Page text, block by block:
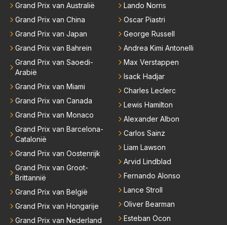
Grand Prix van Australië
Grand Prix van China
Grand Prix van Japan
Grand Prix van Bahrein
Grand Prix van Saoedi-
Arabië
Grand Prix van Miami
Grand Prix van Canada
Grand Prix van Monaco
Grand Prix van Barcelona-
Catalonië
Grand Prix van Oostenrijk
Grand Prix van Groot-
Brittannië
Grand Prix van België
Grand Prix van Hongarije
Grand Prix van Nederland
Lando Norris
Oscar Piastri
George Russell
Andrea Kimi Antonelli
Max Verstappen
Isack Hadjar
Charles Leclerc
Lewis Hamilton
Alexander Albon
Carlos Sainz
Liam Lawson
Arvid Lindblad
Fernando Alonso
Lance Stroll
Oliver Bearman
Esteban Ocon